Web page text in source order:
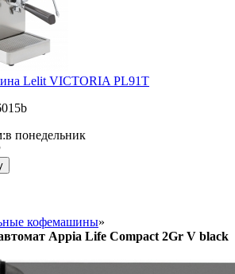
Lelit VICTORIA PL91T
в понедельник
кофемашины»
Appia Life Compact 2Gr V black